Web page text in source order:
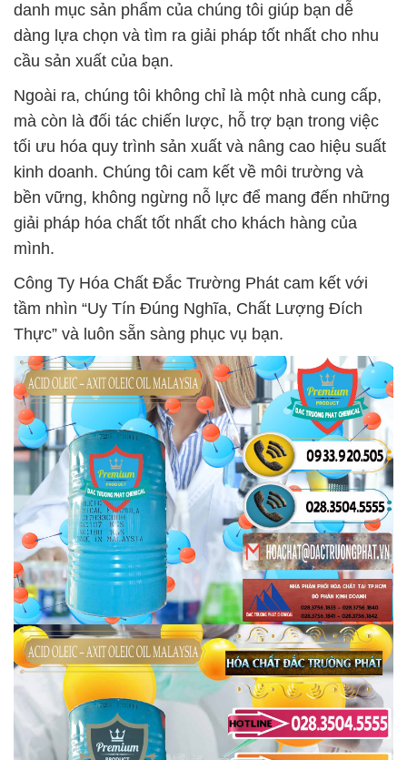
danh mục sản phẩm của chúng tôi giúp bạn dễ
dàng lựa chọn và tìm ra giải pháp tốt nhất cho nhu
cầu sản xuất của bạn.
Ngoài ra, chúng tôi không chỉ là một nhà cung cấp,
mà còn là đối tác chiến lược, hỗ trợ bạn trong việc
tối ưu hóa quy trình sản xuất và nâng cao hiệu suất
kinh doanh. Chúng tôi cam kết về môi trường và
bền vững, không ngừng nỗ lực để mang đến những
giải pháp hóa chất tốt nhất cho khách hàng của
mình.
Công Ty Hóa Chất Đắc Trường Phát cam kết với
tầm nhìn “Uy Tín Đúng Nghĩa, Chất Lượng Đích
Thực” và luôn sẵn sàng phục vụ bạn.